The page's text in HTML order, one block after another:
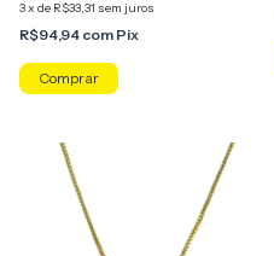
3x de R$33,31 sem juros
R$94,94 com Pix